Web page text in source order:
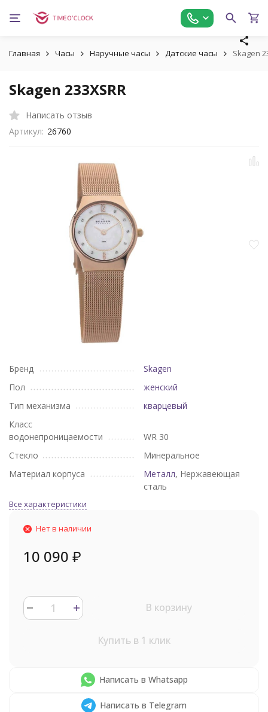
Главная Часы Наручные часы Датские часы Skagen
Skagen 233XSRR
Написать отзыв
Артикул: 26760
Бренд
Skagen
Пол
женский
Тип механизма
кварцевый
Класс
водонепроницаемости
WR 30
Стекло
Минеральное
Материал корпуса
Металл, Нержавеющая
сталь
Все характеристики
Нет в наличии
10 090 ₽
В корзину
Купить в 1 клик
Написать в Whatsapp
Написать в Telegram